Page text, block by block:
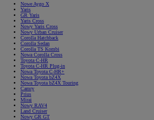
Nowe Aygo X
Yaris
GR Yaris
Yaris Cross
Nowy Yaris Cross
Nowy Urban Cruiser
Corolla Hatchback
Corolla Sedan
Corolla TS Kombi
Nowa Corolla Cross
Toyota C-HR
Toyota C-HR Plug-in
Nowa Toyota C-HR+
Nowa Toyota bZ4X
Nowa Toyota bZ4X Touring
Camry
Prius
Mirai
Nowy RAV4
Land Cruiser
Nowy GR GT